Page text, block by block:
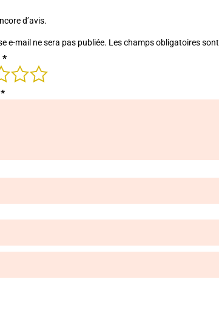
d’avis.
e-mail ne sera pas publiée. Les champs obligatoires
*
*